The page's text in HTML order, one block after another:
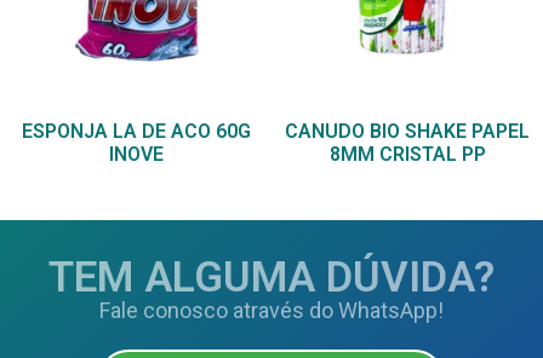
ESPONJA LA DE ACO 60G
INOVE
CANUDO BIO SHAKE PAPEL
8MM CRISTAL PP
TEM ALGUMA DÚVIDA?
Fale conosco através do WhatsApp!